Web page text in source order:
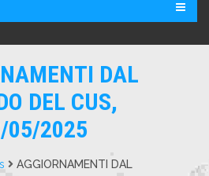
DAL
DEL CUS,
05/2025
AGGIORNAMENTI DAL